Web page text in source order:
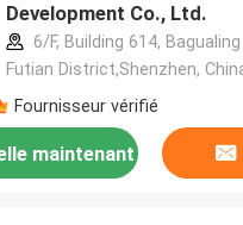
Development Co., Ltd.
6/F, Building 614,
Futian District,Shenzhen,
Fournisseur vérifié
maintenant